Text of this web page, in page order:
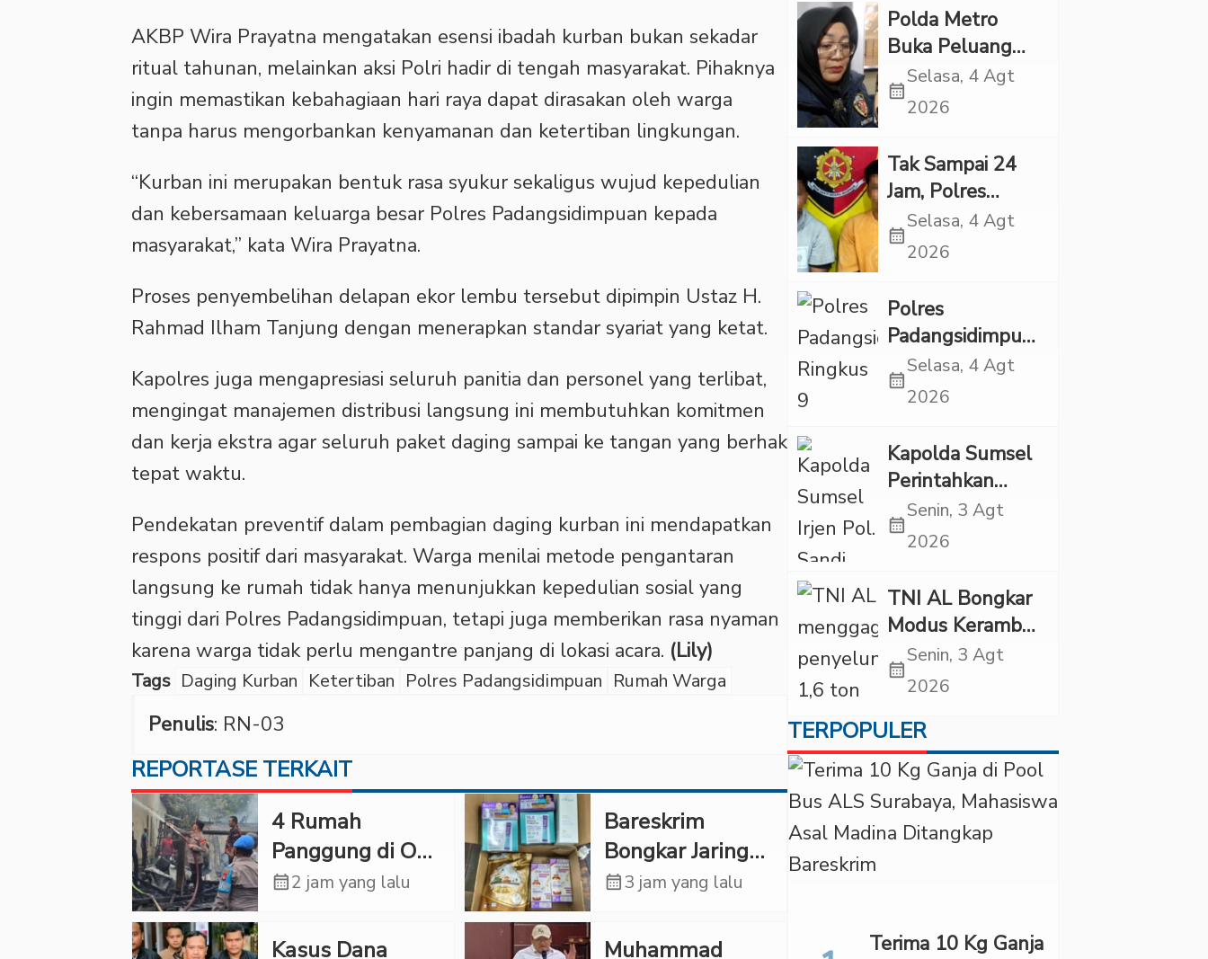
AKBP Wira Prayatna mengatakan esensi ibadah kurban bukan sekadar
ritual tahunan, melainkan aksi Polri hadir di tengah masyarakat. Pihaknya
ingin memastikan kebahagiaan hari raya dapat dirasakan oleh warga
tanpa harus mengorbankan kenyamanan dan ketertiban lingkungan.
“Kurban ini merupakan bentuk rasa syukur sekaligus wujud kepedulian
dan kebersamaan keluarga besar Polres Padangsidimpuan kepada
masyarakat,” kata Wira Prayatna.
Proses penyembelihan delapan ekor lembu tersebut dipimpin Ustaz H.
Rahmad Ilham Tanjung dengan menerapkan standar syariat yang ketat.
Kapolres juga mengapresiasi seluruh panitia dan personel yang terlibat,
mengingat manajemen distribusi langsung ini membutuhkan komitmen
dan kerja ekstra agar seluruh paket daging sampai ke tangan yang berhak
tepat waktu.
Pendekatan preventif dalam pembagian daging kurban ini mendapatkan
respons positif dari masyarakat. Warga menilai metode pengantaran
langsung ke rumah tidak hanya menunjukkan kepedulian sosial yang
tinggi dari Polres Padangsidimpuan, tetapi juga memberikan rasa nyaman
karena warga tidak perlu mengantre panjang di lokasi acara. (Lily)
Tags Daging Kurban Ketertiban Polres Padangsidimpuan Rumah Warga
Penulis: RN-03
REPORTASE TERKAIT
‎4 Rumah
Panggung di OKI
Ludes Terbakar,
Rp1 Miliar
calendar_month2 jam yang lalu
Bareskrim
Bongkar Jaringan
Etomidate dari
Pelaku
calendar_month3 jam yang lalu
Kasus Dana
Muhammad
Polda Metro
Buka Peluang
Periksa YouTuber
Bigmo terkait
Eksploitasi Anak
calendar_month
Selasa, 4 Agt
2026
Tak Sampai 24
Jam, Polres
Tapsel Tangkap
Dua Pencuri
calendar_month
Selasa, 4 Agt
2026
Polres
Padangsidimpuan
Ringkus 9
Tersangka Kasus
Penganiayaan
calendar_month
Selasa, 4 Agt
2026
Kapolda Sumsel
Perintahkan
Patroli Masif,
Pelaku Karhutla
Tindakan Tegas
calendar_month
Senin, 3 Agt
2026
TNI AL Bongkar
Modus Keramba
Apung, 1,6 Ton
Pasir Timah
Diselundupkan
calendar_month
Senin, 3 Agt
2026
TERPOPULER
Terima 10 Kg Ganja